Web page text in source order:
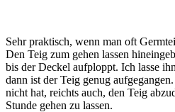
Sehr praktisch, wenn man oft
Den Teig zum gehen lassen
bis der Deckel aufploppt. Ich lasse
dann ist der Teig genug
nicht hat, reichts auch, den Teig
Stunde gehen zu lassen.